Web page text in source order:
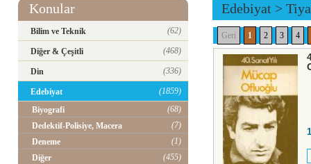
Konular
Bilim ve Teknik (62)
Diğer & Çeşitli (468)
Din (336)
Edebiyat
(1859)
Biyografi
(68)
Dedektif-Polisiye, Macera
(7)
Deneme
(1)
Diğer
(455)
Edebiyat >
Geri 1 2 3 4